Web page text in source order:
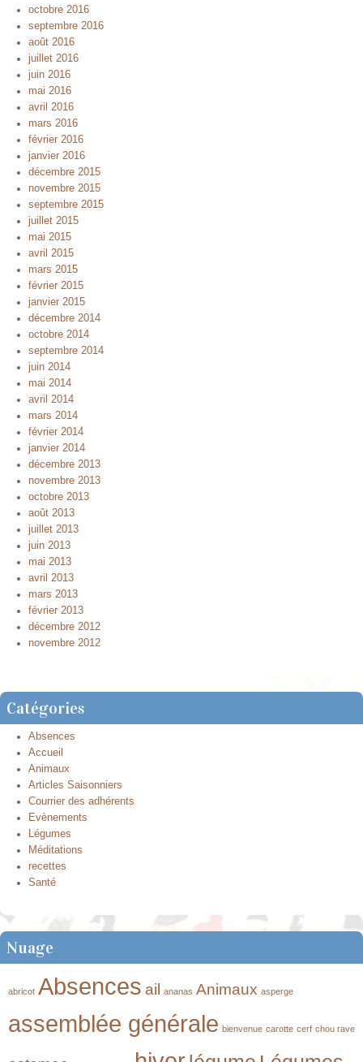
octobre 2016
septembre 2016
août 2016
juillet 2016
juin 2016
mai 2016
avril 2016
mars 2016
février 2016
janvier 2016
décembre 2015
novembre 2015
septembre 2015
juillet 2015
mai 2015
avril 2015
mars 2015
février 2015
janvier 2015
décembre 2014
octobre 2014
septembre 2014
juin 2014
mai 2014
avril 2014
mars 2014
février 2014
janvier 2014
décembre 2013
novembre 2013
octobre 2013
août 2013
juillet 2013
juin 2013
mai 2013
avril 2013
mars 2013
février 2013
décembre 2012
novembre 2012
Catégories
Absences
Accueil
Animaux
Articles Saisonniers
Courrier des adhérents
Evènements
Légumes
Méditations
recettes
Santé
Nuage
abricot Absences ail ananas Animaux asperge
assemblée générale bienvenue carotte cerf chou rave